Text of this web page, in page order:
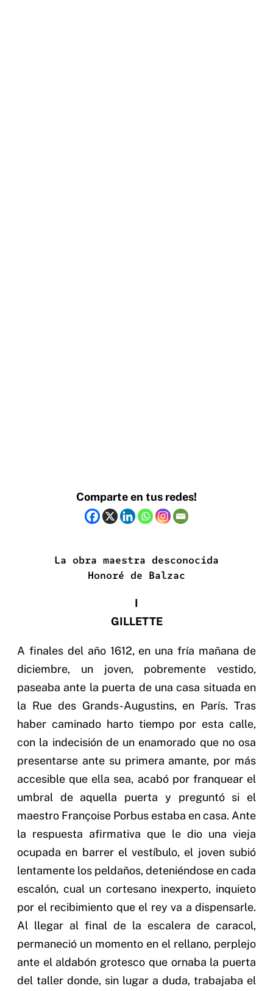
Comparte en tus redes!
La obra maestra desconocida
Honoré de Balzac
I
GILLETTE
A finales del año 1612, en una fría mañana de
diciembre, un joven, pobremente vestido,
paseaba ante la puerta de una casa situada en
la Rue des Grands-Augustins, en París. Tras
haber caminado harto tiempo por esta calle,
con la indecisión de un enamorado que no osa
presentarse ante su primera amante, por más
accesible que ella sea, acabó por franquear el
umbral de aquella puerta y preguntó si el
maestro Françoise Porbus estaba en casa. Ante
la respuesta afirmativa que le dio una vieja
ocupada en barrer el vestíbulo, el joven subió
lentamente los peldaños, deteniéndose en cada
escalón, cual un cortesano inexperto, inquieto
por el recibimiento que el rey va a dispensarle.
Al llegar al final de la escalera de caracol,
permaneció un momento en el rellano, perplejo
ante el aldabón grotesco que ornaba la puerta
del taller donde, sin lugar a duda, trabajaba el